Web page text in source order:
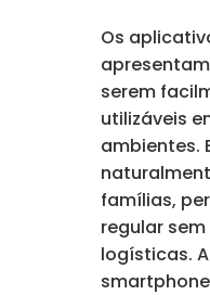
Os
serem
utilizáveis
ambientes.
famílias,
regular
logísticas.